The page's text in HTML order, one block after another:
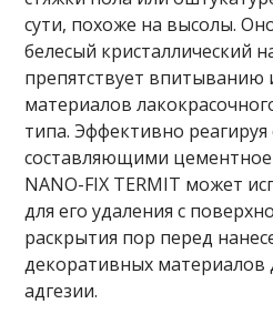
сути, похоже на высолы.
белесый кристаллический
препятствует впитыванию
материалов
типа. Эффективно
составляющими цементное
NANO-FIX TERMIT может
для его удаления с
раскрытия пор перед
декоративных материалов
адгезии.